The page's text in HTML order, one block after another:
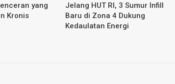
yang
Kronis
Jelang HUT RI, 3 Sumur Infill
Baru di Zona 4 Dukung
Kedaulatan Energi